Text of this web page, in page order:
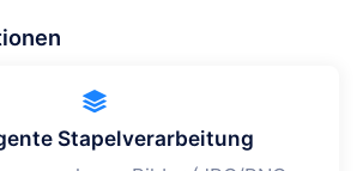
Stapelverarbeitung